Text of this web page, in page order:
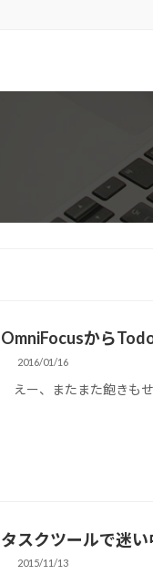
OmniFocusから
2016/01/16
えー、またまた飽きも
タスクツールで迷い
2015/11/13